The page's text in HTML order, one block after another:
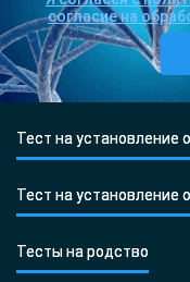
согласие на
Тест на установление
Тест на установление
Тесты на родство